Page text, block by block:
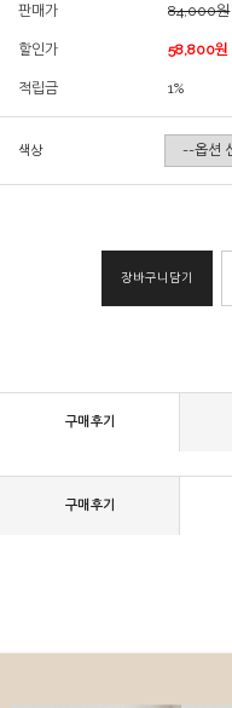
판매가 84,000원
할인가 58,800원
적립금 1%
색상
장바구니담기
구매후기
구매후기